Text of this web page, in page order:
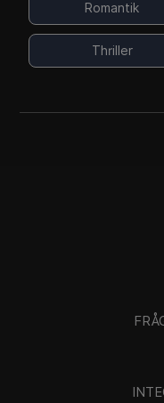
Romantik
Thriller